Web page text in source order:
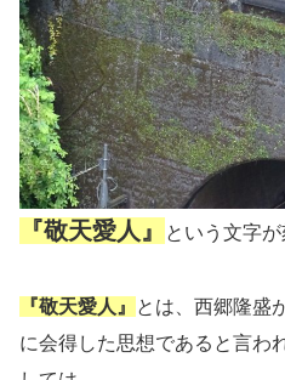
『敬天愛人』 という文字が
『敬天愛人』
とは、西郷隆盛
に会得した思想であると言わ